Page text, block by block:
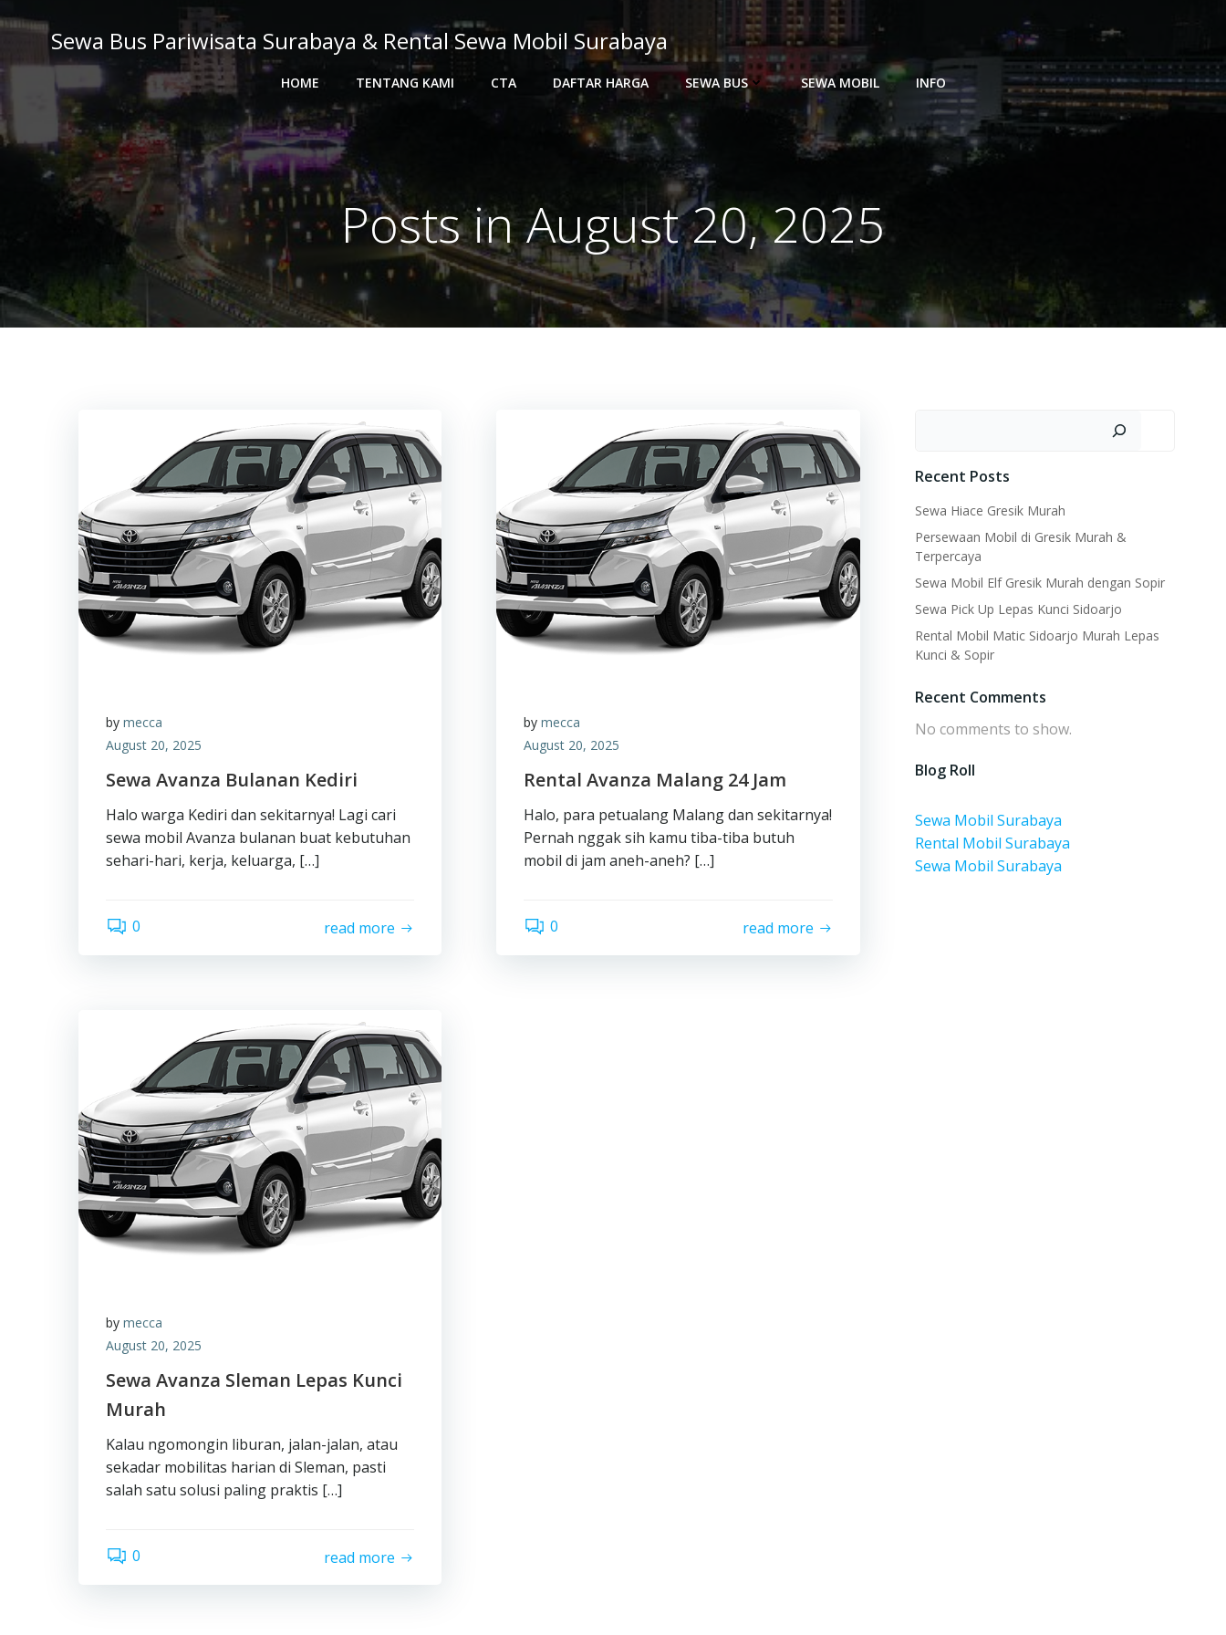
to
Sewa Bus Pariwisata Surabaya & Rental Sewa Mobil Surabaya
HOME TENTANG KAMI CTA DAFTAR HARGA SEWA BUS SEWA MOBIL INFO
Posts in August 20, 2025
by mecca
August 20, 2025
Sewa Avanza Bulanan Kediri
Halo warga Kediri dan sekitarnya! Lagi cari
sewa mobil Avanza bulanan buat kebutuhan
sehari-hari, kerja, keluarga, […]
0 read more
bymecca
August 20, 2025
Rental Avanza Malang 24 Jam
Halo, para petualang Malang dan sekitarnya!
Pernah nggak sih kamu tiba-tiba butuh
mobil di jam aneh-aneh? […]
0 read more
by mecca
August 20, 2025
Sewa Avanza Sleman Lepas Kunci
Murah
Kalau ngomongin liburan, jalan-jalan, atau
sekadar mobilitas harian di Sleman, pasti
salah satu solusi paling praktis […]
0 read more
Recent Posts
Sewa Hiace Gresik Murah
Persewaan Mobil di Gresik Murah &
Terpercaya
Sewa Mobil Elf Gresik Murah dengan Sopir
Sewa Pick Up Lepas Kunci Sidoarjo
Rental Mobil Matic Sidoarjo Murah Lepas
Kunci & Sopir
Recent Comments
No comments to show.
Blog Roll
Sewa Mobil Surabaya
Rental Mobil Surabaya
Sewa Mobil Surabaya